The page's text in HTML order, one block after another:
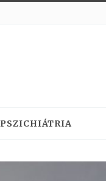
PSZICHIÁTRIA